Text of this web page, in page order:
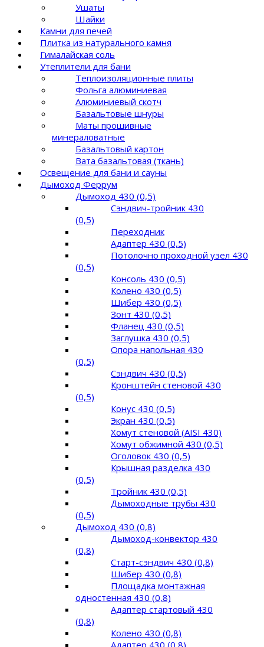
Ушаты
Шайки
Камни для печей
Плитка из натурального камня
Гималайская соль
Утеплители для бани
Теплоизоляционные плиты
Фольга алюминиевая
Алюминиевый скотч
Базальтовые шнуры
Маты прошивные
минераловатные
Базальтовый картон
Вата базальтовая (ткань)
Освещение для бани и сауны
Дымоход Феррум
Дымоход 430 (0,5)
Сэндвич-тройник 430
(0,5)
Переходник
Адаптер 430 (0,5)
Потолочно проходной узел 430
(0,5)
Консоль 430 (0,5)
Колено 430 (0,5)
Шибер 430 (0,5)
Зонт 430 (0,5)
Фланец 430 (0,5)
Заглушка 430 (0,5)
Опора напольная 430
(0,5)
Сэндвич 430 (0,5)
Кронштейн стеновой 430
(0,5)
Конус 430 (0,5)
Экран 430 (0,5)
Хомут стеновой (AISI 430)
Хомут обжимной 430 (0,5)
Оголовок 430 (0,5)
Крышная разделка 430
(0,5)
Тройник 430 (0,5)
Дымоходные трубы 430
(0,5)
Дымоход 430 (0,8)
Дымоход-конвектор 430
(0,8)
Старт-сэндвич 430 (0,8)
Шибер 430 (0,8)
Площадка монтажная
одностенная 430 (0,8)
Адаптер стартовый 430
(0,8)
Колено 430 (0,8)
Адаптер 430 (0,8)